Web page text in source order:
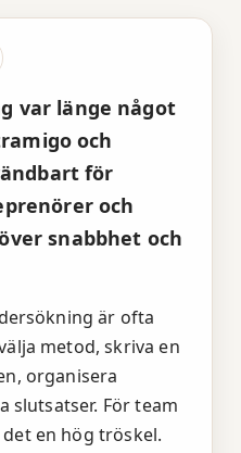
icke-
var länge något
och
för
och
snabbhet och
är ofta
metod, skriva en
organisera
För team
en hög tröskel.